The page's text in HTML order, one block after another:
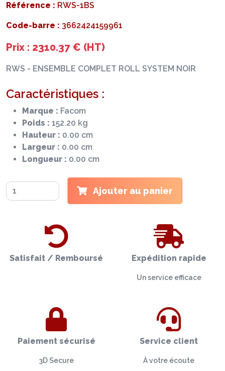
Référence : RWS-1BS
Code-barre : 3662424159961
Prix : 2310.37 € (HT)
RWS - ENSEMBLE COMPLET ROLL SYSTEM NOIR
Caractéristiques :
Marque : Facom
Poids : 152.20 kg
Hauteur : 0.00 cm
Largeur : 0.00 cm
Longueur : 0.00 cm
Ajouter au panier
Satisfait / Remboursé Expédition rapide
Un service efficace
Paiement sécurisé
3D Secure
Service client
À votre écoute